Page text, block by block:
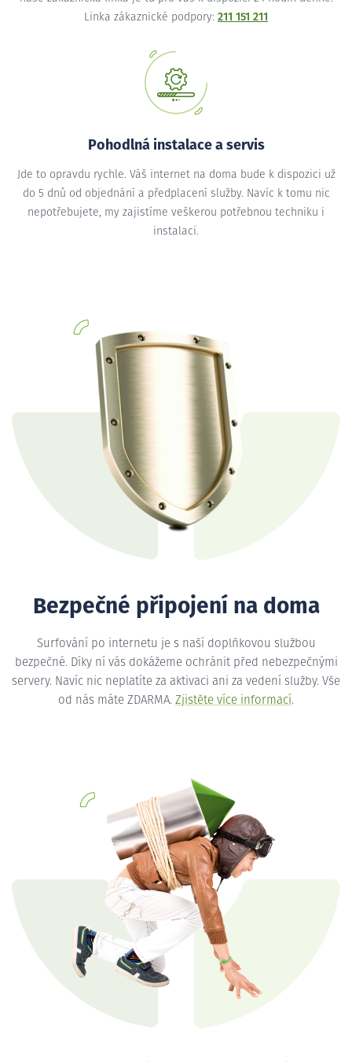
Linka zákaznické podpory: 211 151 211
Pohodlná instalace a servis
Jde to opravdu rychle. Váš internet na doma bude k dispozici už
do 5 dnů od objednání a předplacení služby. Navíc k tomu nic
nepotřebujete, my zajistíme veškerou potřebnou techniku i
instalaci.
Bezpečné připojení na doma
Surfování po internetu je s naší doplňkovou službou
bezpečné. Díky ní vás dokážeme ochránit před nebezpečnými
servery. Navíc nic neplatíte za aktivaci ani za vedení služby. Vše
od nás máte ZDARMA. Zjistěte více informací.